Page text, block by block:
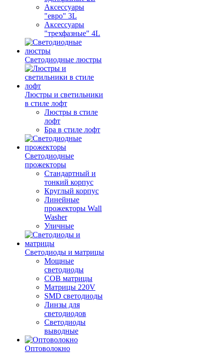
Аксессуары
"евро" 3L
Аксессуары
"трехфазные" 4L
Светодиодные люстры
Люстры и светильники
в стиле лофт
Люстры в стиле
лофт
Бра в стиле лофт
Светодиодные
прожекторы
Стандартный и
тонкий корпус
Круглый корпус
Линейные
прожекторы Wall
Washer
Уличные
Светодиоды и матрицы
Мощные
светодиоды
COB матрицы
Матрицы 220V
SMD светодиоды
Линзы для
светодиодов
Светодиоды
выводные
Оптоволокно